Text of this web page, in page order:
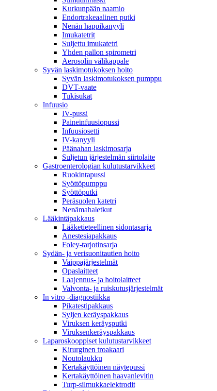
Kurkunpään naamio
Endortrakeaalinen putki
Nenän happikanyyli
Imukatetrit
Suljettu imukatetri
Yhden pallon spirometri
Aerosolin välikappale
Syvän laskimotukoksen hoito
Syvän laskimotukoksen pumppu
DVT-vaate
Tukisukat
Infuusio
IV-pussi
Paineinfuusiopussi
Infuusiosetti
IV-kanyyli
Päänahan laskimosarja
Suljetun järjestelmän siirtolaite
Gastroenterologian kulutustarvikkeet
Ruokintapussi
Syöttöpumppu
Syöttöputki
Peräsuolen katetri
Nenämahaletkut
Lääkintäpakkaus
Lääketieteellinen sidontasarja
Anestesiapakkaus
Foley-tarjotinsarja
Sydän- ja verisuonitautien hoito
Vaippajärjestelmät
Opaslaitteet
Laajennus- ja hoitolaitteet
Valvonta- ja ruiskutusjärjestelmät
In vitro -diagnostiikka
Pikatestipakkaus
Syljen keräyspakkaus
Viruksen keräysputki
Viruksenkeräyspakkaus
Laparoskooppiset kulutustarvikkeet
Kirurginen troakaari
Noutolaukku
Kertakäyttöinen näytepussi
Kertakäyttöinen haavanlevitin
Turp-silmukkaelektrodit